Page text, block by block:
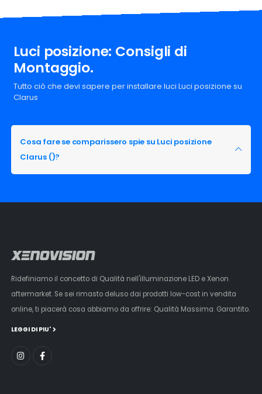
Luci posizione: Consigli di
Montaggio.
Tutto ciò che devi sapere per installare luci Luci posizione su
Clarus
Cosa fare se comparissero spie su Luci posizione
Clarus ()?
Ridefiniamo il concetto di Qualità nell'illuminazione LED e Xenon
aftermarket. Se sei rimasto deluso dai prodotti low-cost in vendita
online, ti piacerà cosa abbiamo da offrire: Qualità Massima. Garantito.
LEGGI DI PIU'